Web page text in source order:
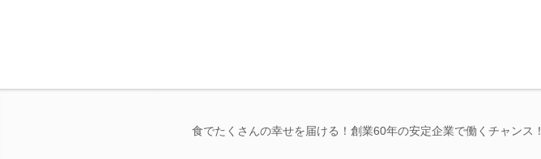
食でたくさんの幸せを届ける！創業60年の安定企業で働くチャンス！